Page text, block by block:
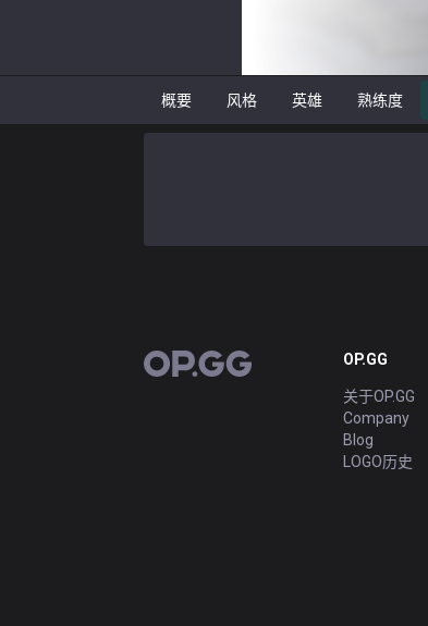
概要 风格 英雄 熟练度
OP.GG OP.GG
关于OP.GG
Company
Blog
LOGO历史